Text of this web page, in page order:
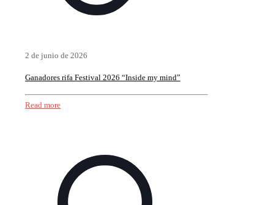
2 de junio de 2026
Ganadores rifa Festival 2026 “Inside my mind”
Read more